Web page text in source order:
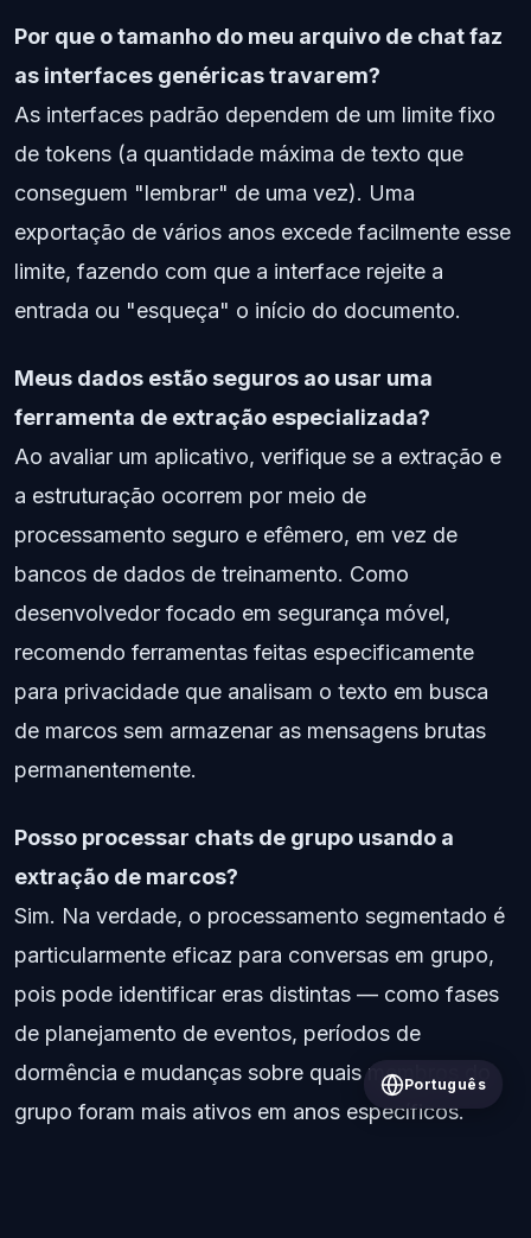
Por que o tamanho do meu arquivo de chat faz
as interfaces genéricas travarem?
As interfaces padrão dependem de um limite fixo
de tokens (a quantidade máxima de texto que
conseguem "lembrar" de uma vez). Uma
exportação de vários anos excede facilmente esse
limite, fazendo com que a interface rejeite a
entrada ou "esqueça" o início do documento.
Meus dados estão seguros ao usar uma
ferramenta de extração especializada?
Ao avaliar um aplicativo, verifique se a extração e
a estruturação ocorrem por meio de
processamento seguro e efêmero, em vez de
bancos de dados de treinamento. Como
desenvolvedor focado em segurança móvel,
recomendo ferramentas feitas especificamente
para privacidade que analisam o texto em busca
de marcos sem armazenar as mensagens brutas
permanentemente.
Posso processar chats de grupo usando a
extração de marcos?
Sim. Na verdade, o processamento segmentado é
particularmente eficaz para conversas em grupo,
pois pode identificar eras distintas — como fases
de planejamento de eventos, períodos de
dormência e mudanças sobre quais membros do
grupo foram mais ativos em anos específicos.
Português